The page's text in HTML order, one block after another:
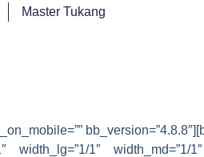
Master Tukang
width_lg=”1/1″ width_md=”1/